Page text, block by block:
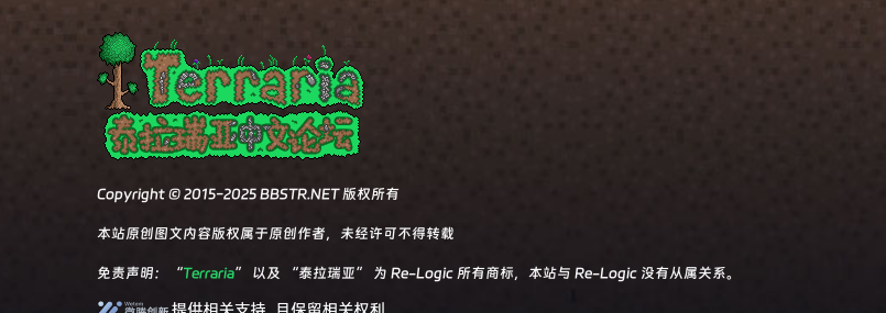
Copyright © 2015-2025 BBSTR.NET 版权所有
本站原创图文内容版权属于原创作者，未经许可不得转载
免责声明：“Terraria” 以及 “泰拉瑞亚” 为 Re-Logic 所有商标，本站与 Re-Logic 没有从属关系。